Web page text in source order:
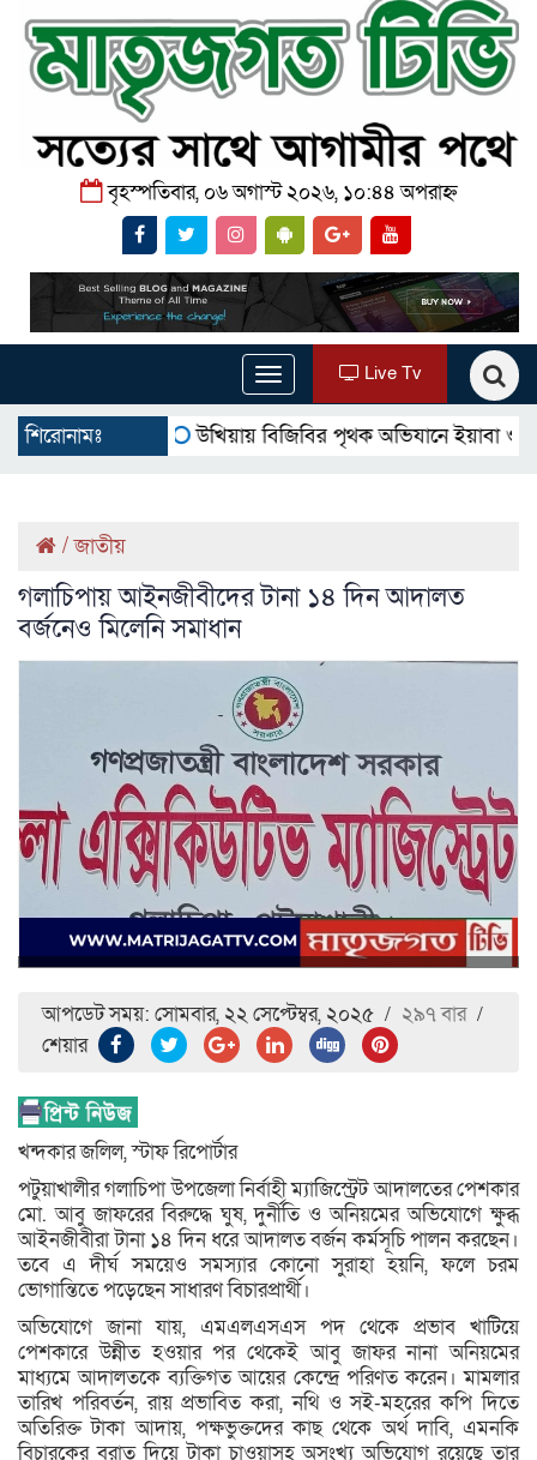
বৃহস্পতিবার, ০৬ অগাস্ট ২০২৬, ১০:৪৪ অপরাহ্ন
Toggle
navigation
Live Tv
শিরোনামঃ
পালিত উখিয়ায় বিজিবির পৃথক অভিযানে ইয়াবা ও সার
/জাতীয়
গলাচিপায় আইনজীবীদের টানা ১৪ দিন আদালত
বর্জনেও মিলেনি সমাধান
আপডেট সময়: সোমবার, ২২ সেপ্টেম্বর, ২০২৫ / ২৯৭ বার /
শেয়ার
খন্দকার জলিল, স্টাফ রিপোর্টার
পটুয়াখালীর গলাচিপা উপজেলা নির্বাহী ম্যাজিস্ট্রেট আদালতের পেশকার
মো. আবু জাফরের বিরুদ্ধে ঘুষ, দুর্নীতি ও অনিয়মের অভিযোগে ক্ষুব্ধ
আইনজীবীরা টানা ১৪ দিন ধরে আদালত বর্জন কর্মসূচি পালন করছেন।
তবে এ দীর্ঘ সময়েও সমস্যার কোনো সুরাহা হয়নি, ফলে চরম
ভোগান্তিতে পড়েছেন সাধারণ বিচারপ্রার্থী।
অভিযোগে জানা যায়, এমএলএসএস পদ থেকে প্রভাব খাটিয়ে
পেশকারে উন্নীত হওয়ার পর থেকেই আবু জাফর নানা অনিয়মের
মাধ্যমে আদালতকে ব্যক্তিগত আয়ের কেন্দ্রে পরিণত করেন। মামলার
তারিখ পরিবর্তন, রায় প্রভাবিত করা, নথি ও সই-মহরের কপি দিতে
অতিরিক্ত টাকা আদায়, পক্ষভুক্তদের কাছ থেকে অর্থ দাবি, এমনকি
বিচারকের বরাত দিয়ে টাকা চাওয়াসহ অসংখ্য অভিযোগ রয়েছে তার